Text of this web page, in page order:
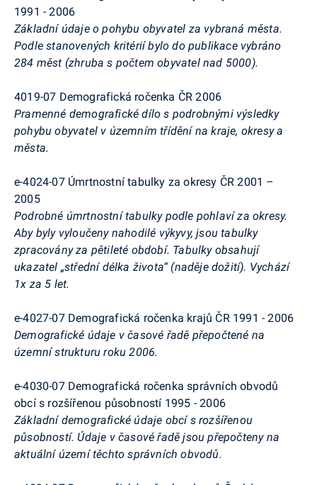
1991 - 2006
Základní údaje o pohybu obyvatel za vybraná města.
Podle stanovených kritérií bylo do publikace vybráno
284 měst (zhruba s počtem obyvatel nad 5000).
4019-07 Demografická ročenka ČR 2006
Pramenné demografické dílo s podrobnými výsledky
pohybu obyvatel v územním třídění na kraje, okresy a
města.
e-4024-07 Úmrtnostní tabulky za okresy ČR 2001 –
2005
Podrobné úmrtnostní tabulky podle pohlaví za okresy.
Aby byly vyloučeny nahodilé výkyvy, jsou tabulky
zpracovány za pětileté období. Tabulky obsahují
ukazatel „střední délka života“ (naděje dožití). Vychází
1x za 5 let.
e-4027-07 Demografická ročenka krajů ČR 1991 - 2006
Demografické údaje v časové řadě přepočtené na
územní strukturu roku 2006.
e-4030-07 Demografická ročenka správních obvodů
obcí s rozšířenou působností 1995 - 2006
Základní demografické údaje obcí s rozšířenou
působností. Údaje v časové řadě jsou přepočteny na
aktuální území těchto správních obvodů.